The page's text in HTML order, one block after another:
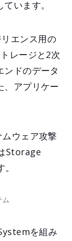
います。
エンス用の
レージと2次
ンドのデータ
、アプリケー
ウェア攻撃
Storage
ム
を組み